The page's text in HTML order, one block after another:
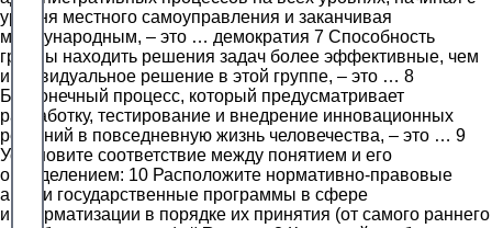
уровня местного самоуправления и заканчивая
международным, – это … демократия 7 Способность
группы находить решения задач более эффективные, чем
индивидуальное решение в этой группе, – это … 8
Бесконечный процесс, который предусматривает
разработку, тестирование и внедрение инновационных
решений в повседневную жизнь человечества, – это … 9
Установите соответствие между понятием и его
определением: 10 Расположите нормативно-правовые
акты и государственные программы в сфере
информатизации в порядке их принятия (от самого раннего